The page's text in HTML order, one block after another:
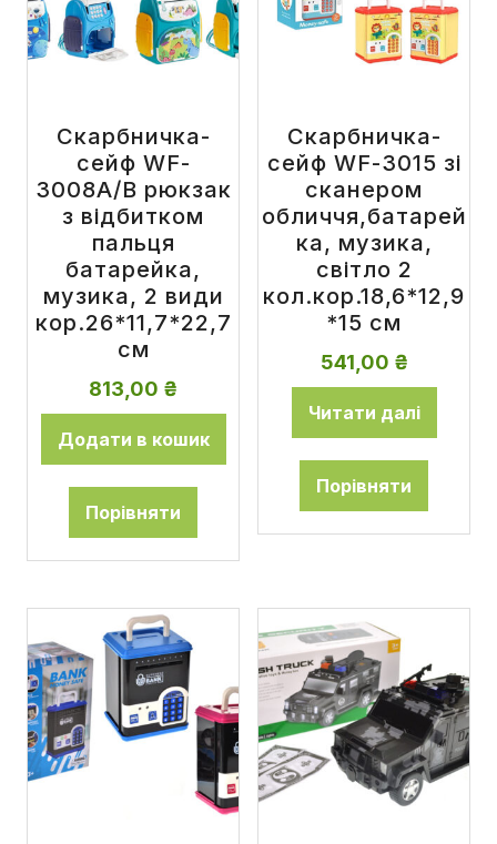
Скарбничка-
сейф WF-
3008A/B рюкзак
з відбитком
пальця
батарейка,
музика, 2 види
кор.26*11,7*22,7
см
813,00 ₴
Додати в кошик
Порівняти
Скарбничка-
сейф WF-3015 зі
сканером
обличчя,батарей
ка, музика,
світло 2
кол.кор.18,6*12,9
*15 см
541,00 ₴
Читати далі
Порівняти